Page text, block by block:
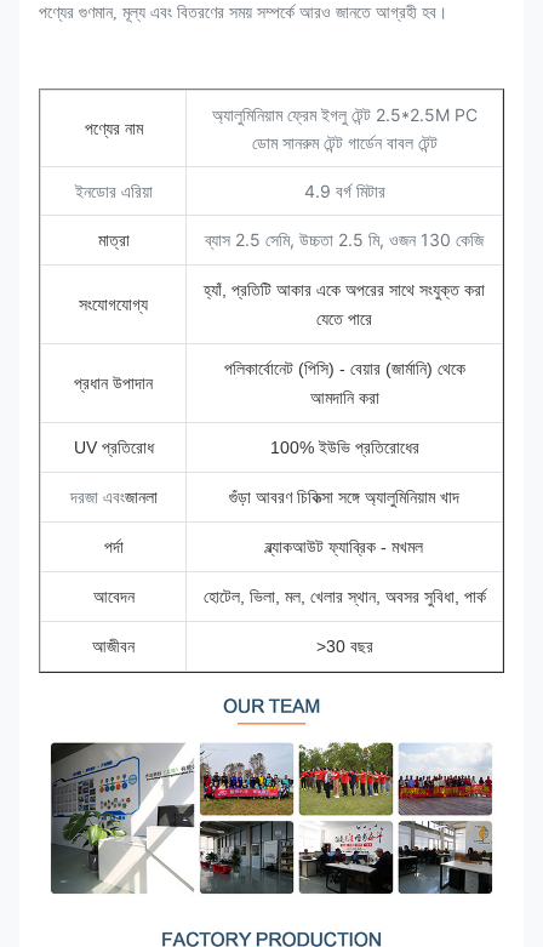
পণ্যের গুণমান, মূল্য এবং বিতরণের সময় সম্পর্কে আরও জানতে আগ্রহী হব।
পণ্যের নাম
অ্যালুমিনিয়াম ফ্রেম ইগলু টেন্ট 2.5*2.5M PC
ডোম সানরুম টেন্ট গার্ডেন বাবল টেন্ট
ইনডোর এরিয়া 4.9 বর্গ মিটার
মাত্রা ব্যাস 2.5 সেমি, উচ্চতা 2.5 মি, ওজন 130 কেজি
সংযোগযোগ্য
হ্যাঁ, প্রতিটি আকার একে অপরের সাথে সংযুক্ত করা
যেতে পারে
প্রধান উপাদান
পলিকার্বোনেট (পিসি) - বেয়ার (জার্মানি) থেকে
আমদানি করা
UV প্রতিরোধ 100% ইউভি প্রতিরোধের
দরজা এবংজানলা গুঁড়া আবরণ চিকিত্সা সঙ্গে অ্যালুমিনিয়াম খাদ
পর্দা ব্ল্যাকআউট ফ্যাব্রিক - মখমল
আবেদন হোটেল, ভিলা, মল, খেলার স্থান, অবসর সুবিধা, পার্ক
আজীবন >30 বছর